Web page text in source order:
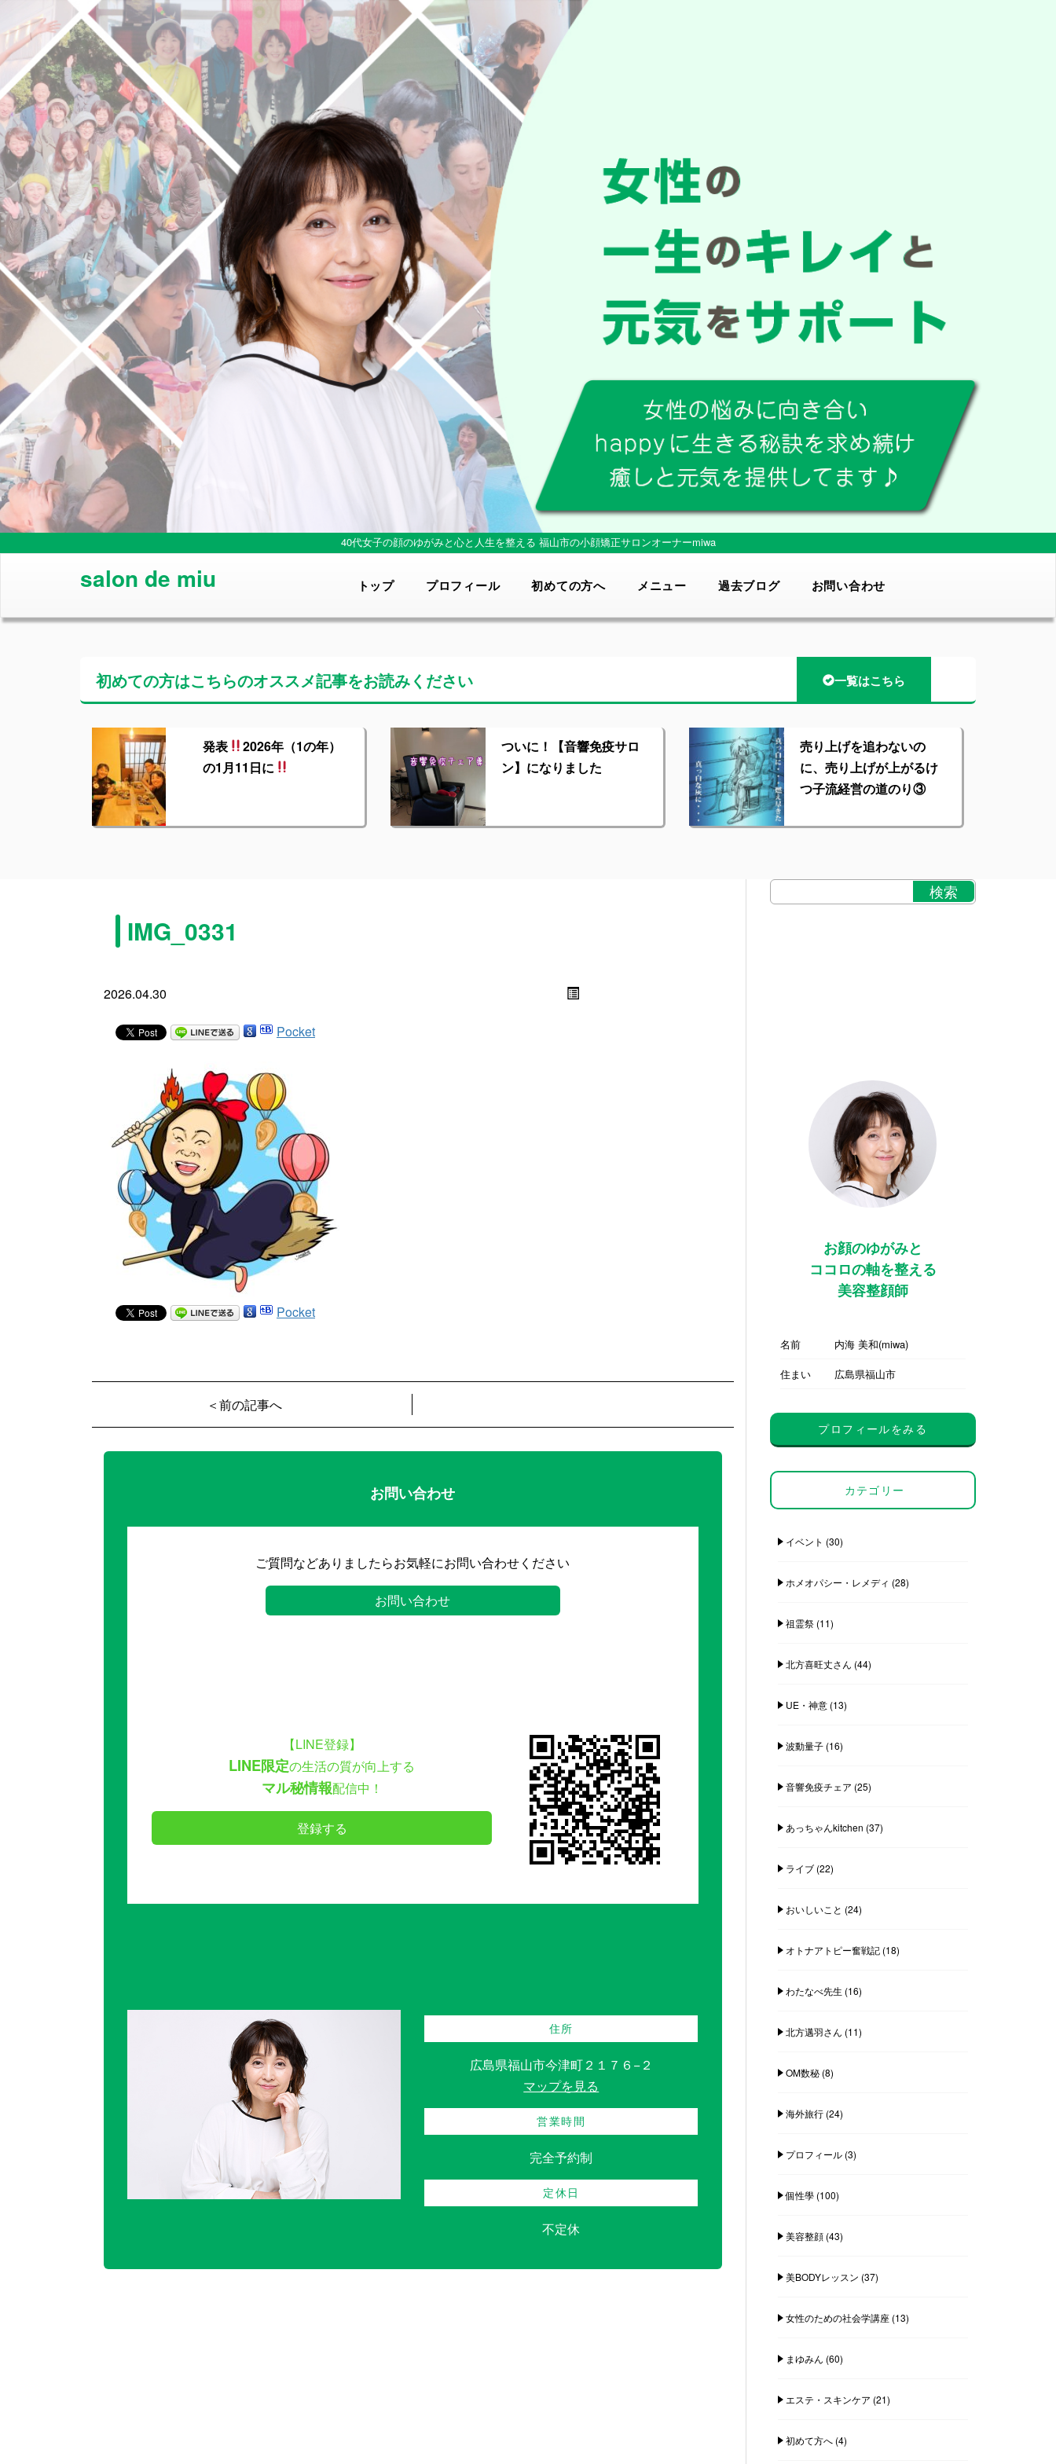
40代女子の顔のゆがみと心と人生を整える 福山市の小顔矯正サロンオーナーmiwa
salon de miu トップ プロフィール 初めての方へ メニュー 過去ブログ お問い合わせ
初めての方はこちらのオススメ記事をお読みください 一覧はこちら
発表
2026年（1の年）
の1月11日に
ついに！【音響免疫サロ
ン】になりました
売り上げを追わないの
に、売り上げが上がるけ
つ子流経営の道のり③
IMG_0331
2026.04.30
Pocket
Pocket
＜前の記事へ
お問い合わせ
ご質問などありましたらお気軽にお問い合わせください
お問い合わせ
【LINE登録】
LINE限定の生活の質が向上する
マル秘情報配信中！
登録する
住所
広島県福山市今津町２１７６−２
マップを見る
営業時間
完全予約制
定休日
不定休
お顔のゆがみと
ココロの軸を整える
美容整顔師
名前
内海 美和(miwa)
住まい
広島県福山市
プロフィールをみる
カテゴリー
イベント (30)
ホメオパシー・レメディ (28)
祖霊祭(11)
北方喜旺丈さん (44)
UE・神意(13)
波動量子(16)
音響免疫チェア (25)
あっちゃんkitchen (37)
ライブ(22)
おいしいこと (24)
オトナアトピー奮戦記(18)
わたなべ先生 (16)
北方邁羽さん (11)
OM数秘(8)
海外旅行(24)
プロフィール(3)
個性學(100)
美容整顔(43)
美BODYレッスン (37)
女性のための社会学講座(13)
まゆみん (60)
エステ・スキンケア (21)
初めて方へ(4)